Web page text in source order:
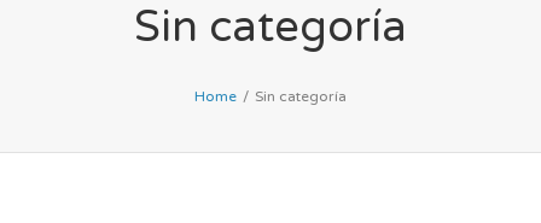
Sin categoría
Home / Sin categoría